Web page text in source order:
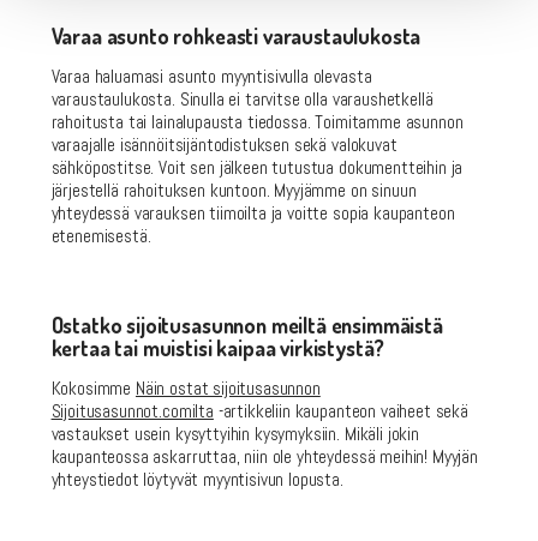
Varaa asunto rohkeasti varaustaulukosta
Varaa haluamasi asunto myyntisivulla olevasta
varaustaulukosta. Sinulla ei tarvitse olla varaushetkellä
rahoitusta tai lainalupausta tiedossa. Toimitamme asunnon
varaajalle isännöitsijäntodistuksen sekä valokuvat
sähköpostitse. Voit sen jälkeen tutustua dokumentteihin ja
järjestellä rahoituksen kuntoon. Myyjämme on sinuun
yhteydessä varauksen tiimoilta ja voitte sopia kaupanteon
etenemisestä.
Ostatko sijoitusasunnon meiltä ensimmäistä
kertaa tai muistisi kaipaa virkistystä?
Kokosimme Näin ostat sijoitusasunnon
Sijoitusasunnot.comilta -artikkeliin kaupanteon vaiheet sekä
vastaukset usein kysyttyihin kysymyksiin. Mikäli jokin
kaupanteossa askarruttaa, niin ole yhteydessä meihin! Myyjän
yhteystiedot löytyvät myyntisivun lopusta.